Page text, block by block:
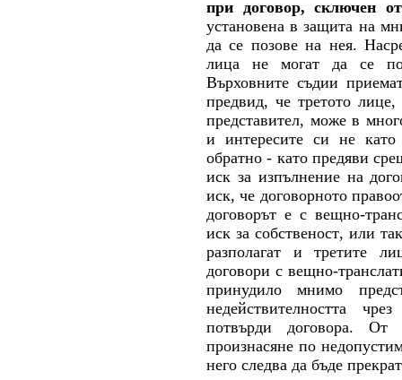
при договор, сключен
установена в защита на
да се позове на нея.
лица не могат да се
Върховните съдии
предвид, че третото
представител, може в
и интересите си не като
обратно - като предяви
иск за изпълнение на
иск, че договорното
договорът е с вещно-
иск за собственост, или
разполагат и третите
договори с вещно-
принудило мнимо
недействителността
потвърди договора. От
произнасяне по
него следва да бъде